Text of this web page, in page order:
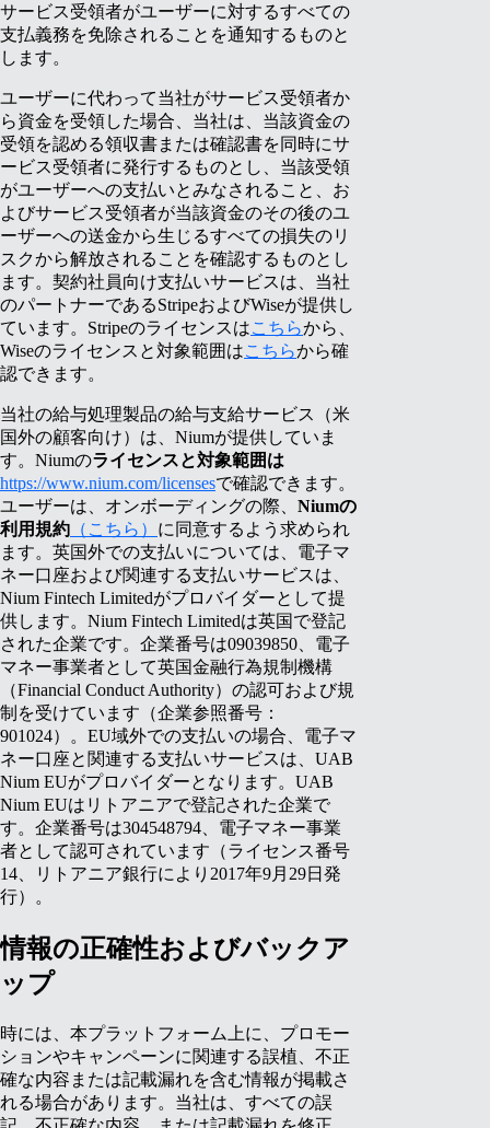
サービス受領者がユーザーに対するすべての
支払義務を免除されることを通知するものと
します。
ユーザーに代わって当社がサービス受領者か
ら資金を受領した場合、当社は、当該資金の
受領を認める領収書または確認書を同時にサ
ービス受領者に発行するものとし、当該受領
がユーザーへの支払いとみなされること、お
よびサービス受領者が当該資金のその後のユ
ーザーへの送金から生じるすべての損失のリ
スクから解放されることを確認するものとし
ます。契約社員向け支払いサービスは、当社
のパートナーであるStripeおよびWiseが提供し
ています。Stripeのライセンスはこちらから、
Wiseのライセンスと対象範囲はこちらから確
認できます。
当社の給与処理製品の給与支給サービス（米
国外の顧客向け）は、Niumが提供していま
す。Niumのライセンスと対象範囲は
https://www.nium.com/licensesで確認できます。
ユーザーは、オンボーディングの際、 Niumの
利用規約 （こちら） に同意するよう求められ
ます。英国外での支払いについては、電子マ
ネー口座および関連する支払いサービスは、
Nium Fintech Limitedがプロバイダーとして提
供します。Nium Fintech Limitedは英国で登記
された企業です。企業番号は09039850、電子
マネー事業者として英国金融行為規制機構
（Financial Conduct Authority）の認可および規
制を受けています（企業参照番号：
901024）。EU域外での支払いの場合、電子マ
ネー口座と関連する支払いサービスは、UAB
Nium EUがプロバイダーとなります。UAB
Nium EUはリトアニアで登記された企業で
す。企業番号は304548794、電子マネー事業
者として認可されています（ライセンス番号
14、リトアニア銀行により2017年9月29日発
行）。
情報の正確性およびバックア
ップ
時には、本プラットフォーム上に、プロモー
ションやキャンペーンに関連する誤植、不正
確な内容または記載漏れを含む情報が掲載さ
れる場合があります。当社は、すべての誤